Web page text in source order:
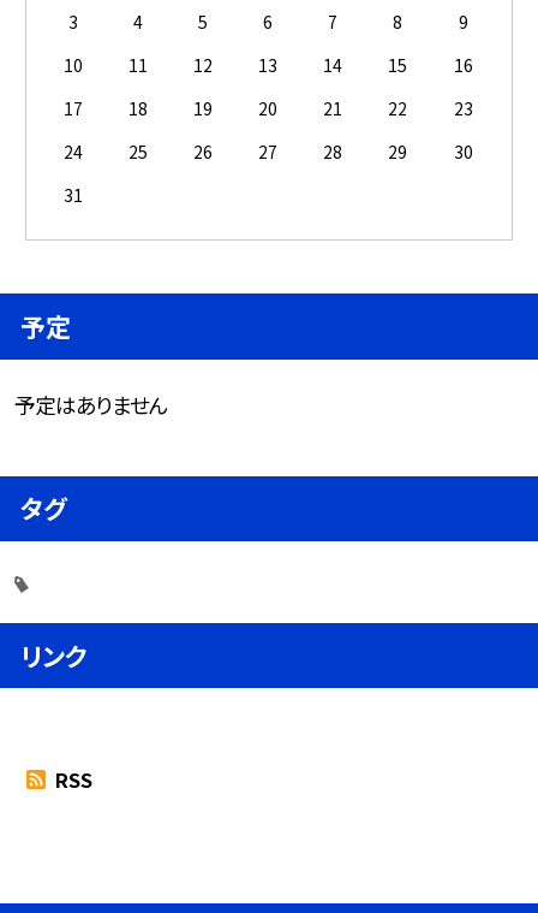
3
4 5 6 7 8
9
10
11 12 13 14 15
16
17
18 19 20 21 22
23
24
25 26 27 28 29
30
31
予定
予定はありません
タグ
リンク
RSS